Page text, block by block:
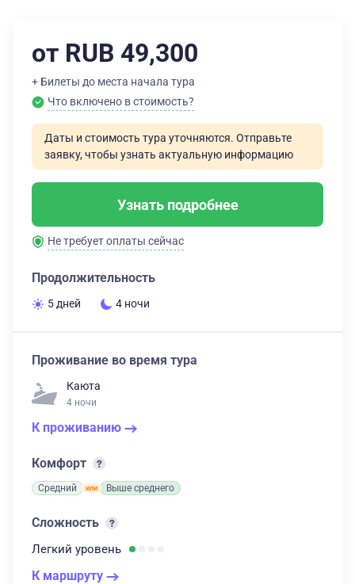
от RUB 49,300
+ Билеты до места начала тура
Что включено в стоимость?
Даты и стоимость тура уточняются. Отправьте
заявку, чтобы узнать актуальную информацию
Узнать подробнее
Не требует оплаты сейчас
Продолжительность
5 дней 4 ночи
Проживание во время тура
Каюта
4 ночи
К проживанию
Комфорт
Средний Выше среднего
Сложность
Легкий уровень
К маршруту